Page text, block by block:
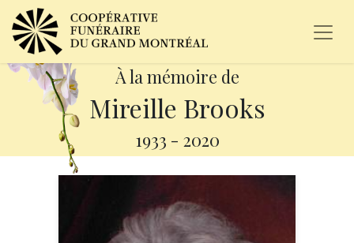
À la mémoire de
Mireille Brooks
1933 - 2020